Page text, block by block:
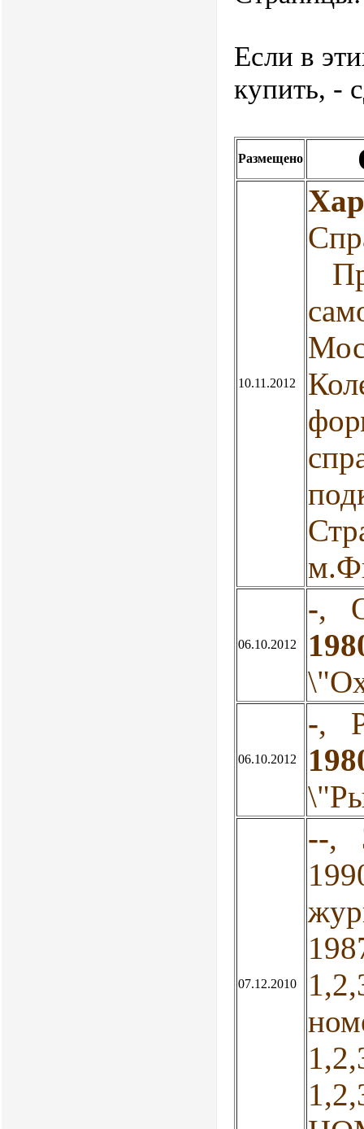
Если в
купить, -
Размещено
10.11.2012
06.10.2012
-,
06.10.2012
-,
07.12.2010
--,